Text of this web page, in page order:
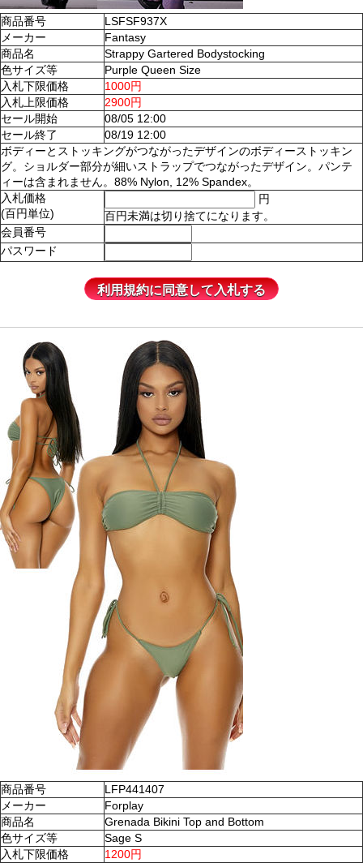
商品番号
LSFSF937X
メーカー
Fantasy
商品名
Strappy Gartered Bodystocking
色サイズ等
Purple Queen Size
入札下限価格
1000円
入札上限価格
2900円
セール開始
08/05 12:00
セール終了
08/19 12:00
ボディーとストッキングがつながったデザインのボディーストッキン
グ。ショルダー部分が細いストラップでつながったデザイン。パンテ
ィーは含まれません。88% Nylon, 12% Spandex。
入札価格
(百円単位)
円
百円未満は切り捨てになります。
会員番号
パスワード
商品番号
LFP441407
メーカー
Forplay
商品名
Grenada Bikini Top and Bottom
色サイズ等
Sage S
入札下限価格
1200円